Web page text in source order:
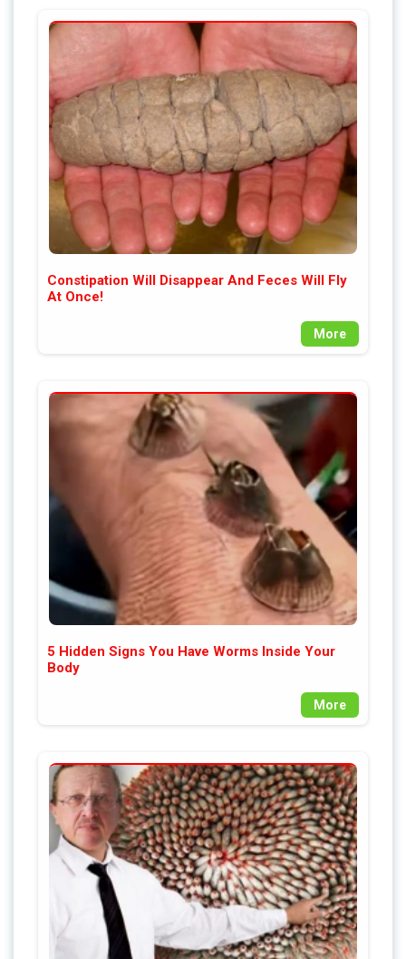
Constipation Will Disappear And Feces Will Fly
At Once!
More
5 Hidden Signs You Have Worms Inside Your
Body
More